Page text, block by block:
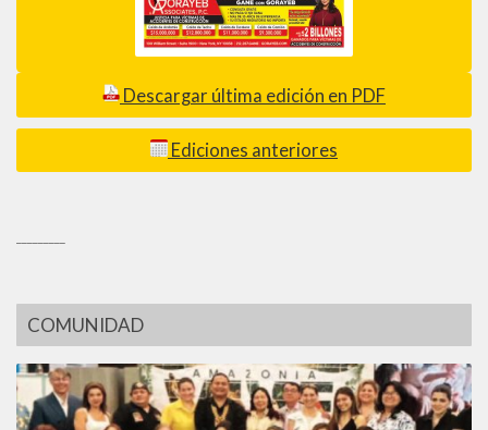
Descargar última edición en PDF
Ediciones anteriores
COMUNIDAD